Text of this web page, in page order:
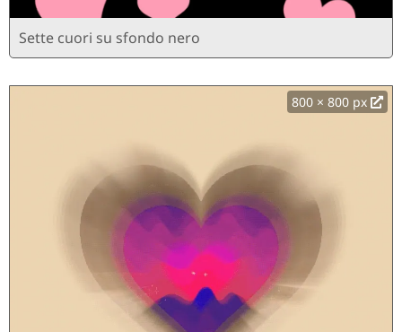
Sette cuori su sfondo nero
800 × 800 px